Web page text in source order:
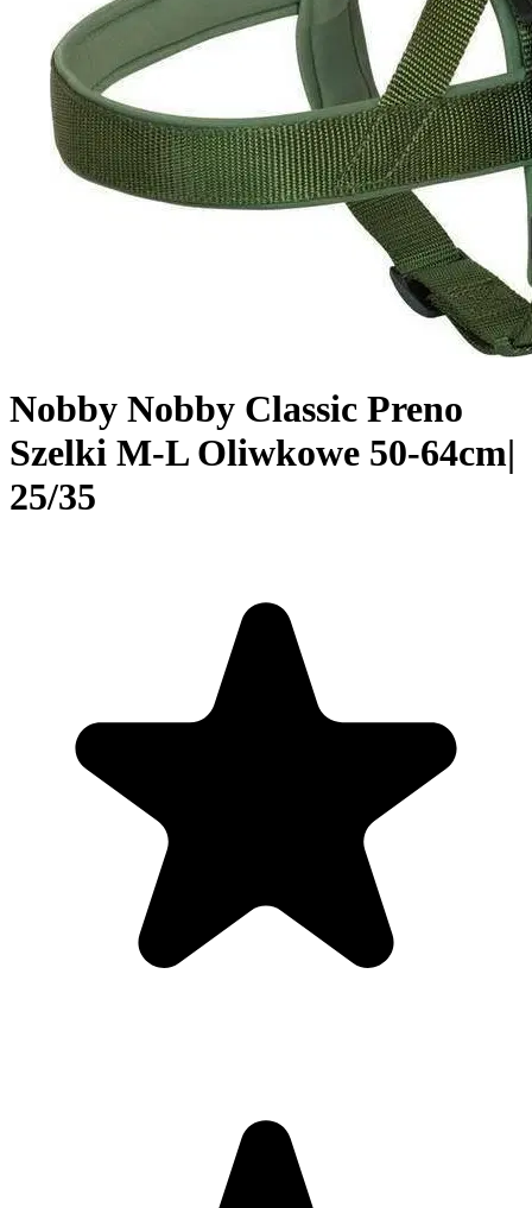
Nobby Nobby Classic Preno
Szelki M-L Oliwkowe 50-64cm|
25/35